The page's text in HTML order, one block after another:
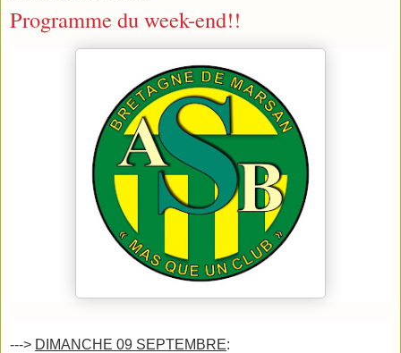
Programme du week-end!!
---> DIMANCHE 09 SEPTEMBRE: